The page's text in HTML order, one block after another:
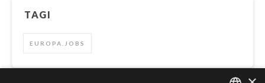
TAGI
EUROPA.JOBS